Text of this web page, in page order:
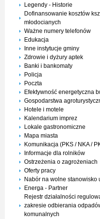
Legendy - Historie
Dofinansowanie kosztów
młodocianych
Ważne numery telefonów
Edukacja
Inne instytucje gminy
Zdrowie i dyżury aptek
Banki i bankomaty
Policja
Poczta
Efektywność energetyczna
Gospodarstwa
Hotele i motele
Kalendarium imprez
Lokale gastronomiczne
Mapa miasta
Komunikacja (PKS / NKA /
Informacje dla rolników
Ostrzeżenia o zagrożeniach
Oferty pracy
Nabór na wolne stanowisko
Energa - Partner
Rejestr działalności
zakresie odbierania
komunalnych